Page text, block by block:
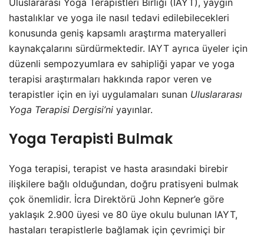
hastalıklar ve yoga ile nasıl tedavi edilebilecekleri
konusunda geniş kapsamlı araştırma materyalleri
kaynakçalarını sürdürmektedir. IAYT ayrıca üyeler için
düzenli sempozyumlara ev sahipliği yapar ve yoga
terapisi araştırmaları hakkında rapor veren ve
terapistler için en iyi uygulamaları sunan Uluslararası
Yoga Terapisi Dergisi’ni yayınlar.
Yoga Terapisti Bulmak
Yoga terapisi, terapist ve hasta arasındaki birebir
ilişkilere bağlı olduğundan, doğru pratisyeni bulmak
çok önemlidir. İcra Direktörü John Kepner’e göre
yaklaşık 2.900 üyesi ve 80 üye okulu bulunan IAYT,
hastaları terapistlerle bağlamak için çevrimiçi bir